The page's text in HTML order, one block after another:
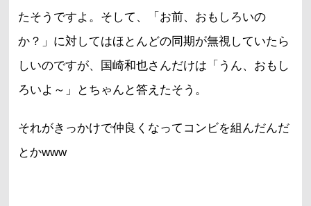
たそうですよ。そして、「お前、おもしろいの
か？」に対してはほとんどの同期が無視していたら
しいのですが、国崎和也さんだけは「うん、おもし
ろいよ～」とちゃんと答えたそう。
それがきっかけで仲良くなってコンビを組んだんだ
とかwww